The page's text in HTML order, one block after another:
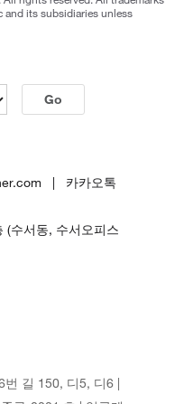
and its subsidiaries unless
Go
| 카카오톡
(수서동, 수서오피스
길 150, 디5, 디6 |